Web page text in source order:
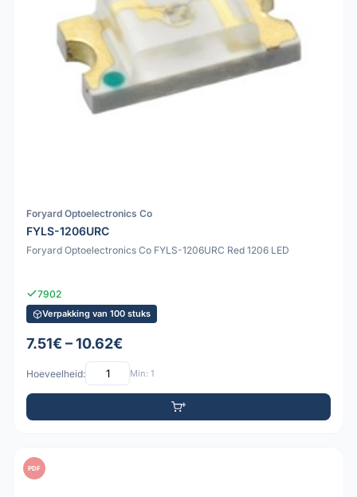
Foryard Optoelectronics Co
FYLS-1206URC
Foryard Optoelectronics Co FYLS-1206URC Red 1206 LED
7902
Verpakking van 100 stuks
7.51€ – 10.62€
Hoeveelheid: Min: 1
PDF